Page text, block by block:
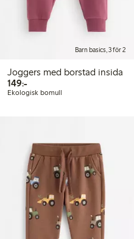
Barn basics, 3 för 2
Joggers med borstad insida
149:-149,00 kr
Ekologisk bomull